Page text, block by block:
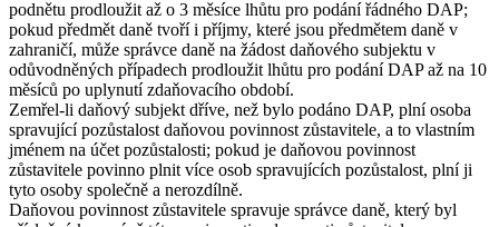
podnětu prodloužit až o 3 měsíce lhůtu pro podání řádného DAP;
pokud předmět daně tvoří i příjmy, které jsou předmětem daně v
zahraničí, může správce daně na žádost daňového subjektu v
odůvodněných případech prodloužit lhůtu pro podání DAP až na 10
měsíců po uplynutí zdaňovacího období.
Zemřel-li daňový subjekt dříve, než bylo podáno DAP, plní osoba
spravující pozůstalost daňovou povinnost zůstavitele, a to vlastním
jménem na účet pozůstalosti; pokud je daňovou povinnost
zůstavitele povinno plnit více osob spravujících pozůstalost, plní ji
tyto osoby společně a nerozdílně.
Daňovou povinnost zůstavitele spravuje správce daně, který byl